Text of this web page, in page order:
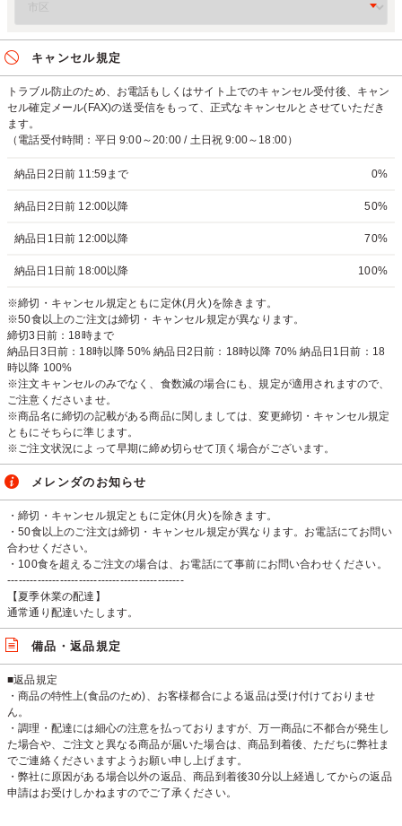
キャンセル規定
トラブル防止のため、お電話もしくはサイト上でのキャンセル受付後、キャン
セル確定メール(FAX)の送受信をもって、正式なキャンセルとさせていただき
ます。
（電話受付時間：平日 9:00～20:00 / 土日祝 9:00～18:00）
納品日2日前 11:59まで 0%
納品日2日前 12:00以降 50%
納品日1日前 12:00以降 70%
納品日1日前 18:00以降 100%
※締切・キャンセル規定ともに定休(月火)を除きます。
※50食以上のご注文は締切・キャンセル規定が異なります。
締切3日前：18時まで
納品日3日前：18時以降 50% 納品日2日前：18時以降 70% 納品日1日前：18
時以降 100%
※注文キャンセルのみでなく、食数減の場合にも、規定が適用されますので、
ご注意くださいませ。
※商品名に締切の記載がある商品に関しましては、変更締切・キャンセル規定
ともにそちらに準じます。
※ご注文状況によって早期に締め切らせて頂く場合がございます。
メレンダのお知らせ
・締切・キャンセル規定ともに定休(月火)を除きます。
・50食以上のご注文は締切・キャンセル規定が異なります。お電話にてお問い
合わせください。
・100食を超えるご注文の場合は、お電話にて事前にお問い合わせください。
-----------------------------------------------
【夏季休業の配達】
通常通り配達いたします。
備品・返品規定
■返品規定
・商品の特性上(食品のため)、お客様都合による返品は受け付けておりませ
ん。
・調理・配達には細心の注意を払っておりますが、万一商品に不都合が発生し
た場合や、ご注文と異なる商品が届いた場合は、商品到着後、ただちに弊社ま
でご連絡くださいますようお願い申し上げます。
・弊社に原因がある場合以外の返品、商品到着後30分以上経過してからの返品
申請はお受けしかねますのでご了承ください。